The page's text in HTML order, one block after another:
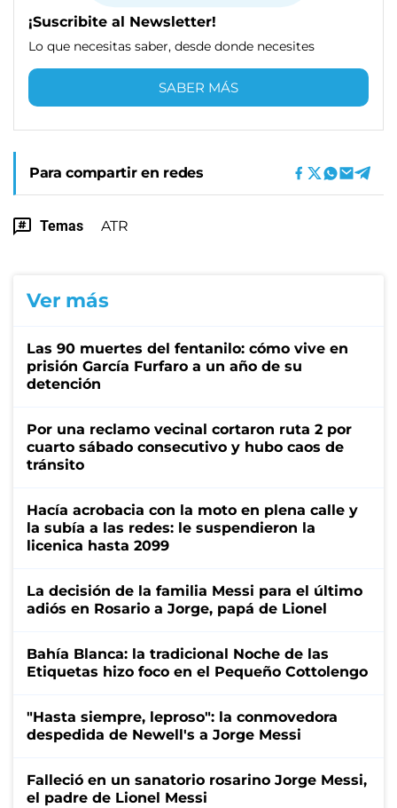
¡Suscribite al Newsletter!
Lo que necesitas saber, desde donde necesites
SABER MÁS
Para compartir en redes
Temas ATR
Ver más
Las 90 muertes del fentanilo: cómo vive en
prisión García Furfaro a un año de su
detención
Por una reclamo vecinal cortaron ruta 2 por
cuarto sábado consecutivo y hubo caos de
tránsito
Hacía acrobacia con la moto en plena calle y
la subía a las redes: le suspendieron la
licenica hasta 2099
La decisión de la familia Messi para el último
adiós en Rosario a Jorge, papá de Lionel
Bahía Blanca: la tradicional Noche de las
Etiquetas hizo foco en el Pequeño Cottolengo
"Hasta siempre, leproso": la conmovedora
despedida de Newell's a Jorge Messi
Falleció en un sanatorio rosarino Jorge Messi,
el padre de Lionel Messi